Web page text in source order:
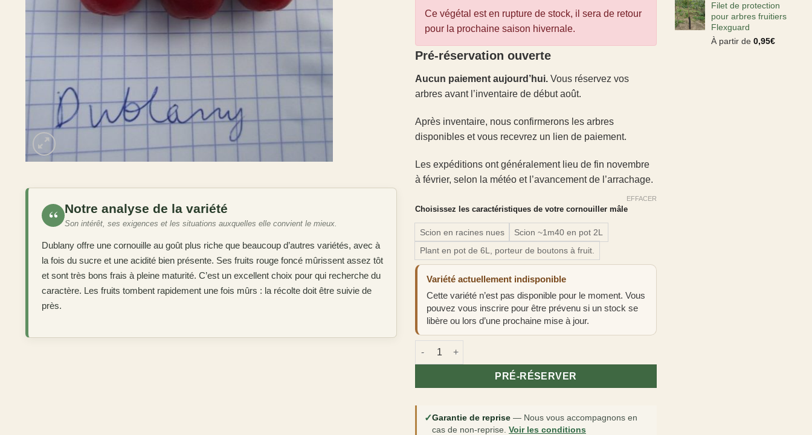
“ Notre analyse de la variété
Son intérêt, ses exigences et les situations auxquelles elle convient le mieux.
Dublany offre une cornouille au goût plus riche que beaucoup d’autres variétés, avec à
la fois du sucre et une acidité bien présente. Ses fruits rouge foncé mûrissent assez tôt
et sont très bons frais à pleine maturité. C’est un excellent choix pour qui recherche du
caractère. Les fruits tombent rapidement une fois mûrs : la récolte doit être suivie de
près.
Ce végétal est en rupture de stock, il sera de retour
pour la prochaine saison hivernale.
Pré-réservation ouverte
Aucun paiement aujourd’hui. Vous réservez vos
arbres avant l’inventaire de début août.
Après inventaire, nous confirmerons les arbres
disponibles et vous recevrez un lien de paiement.
Les expéditions ont généralement lieu de fin novembre
à février, selon la météo et l’avancement de l’arrachage.
Choisissez les caractéristiques de votre cornouiller mâle
Scion en racines nues
Scion ~1m40 en pot 2L
Plant en pot de 6L, porteur de boutons à fruit.
EFFACER
Variété actuellement indisponible
Cette variété n’est pas disponible pour le moment. Vous
pouvez vous inscrire pour être prévenu si un stock se
libère ou lors d’une prochaine mise à jour.
quantité de Cornus mas 'Dublany'
PRÉ-RÉSERVER
✓Garantie de reprise — Nous vous accompagnons en
cas de non-reprise. Voir les conditions
Filet de protection
pour arbres fruitiers
Flexguard
À partir de 0,95€